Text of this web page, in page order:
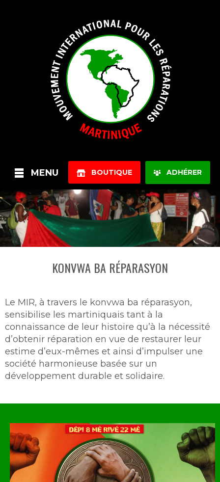
ADHÉRER
BOUTIQUE
MENU
KONVWA BA RÉPARASYON
Le MIR, à travers le konvwa ba réparasyon,
sensibilise les martiniquais tant à la
connaissance de leur histoire qu’à la nécessité
d’obtenir réparation en vue de restaurer leur
estime d’eux-mêmes et ainsi d’impulser une
société harmonieuse basée sur un
développement durable et solidaire.